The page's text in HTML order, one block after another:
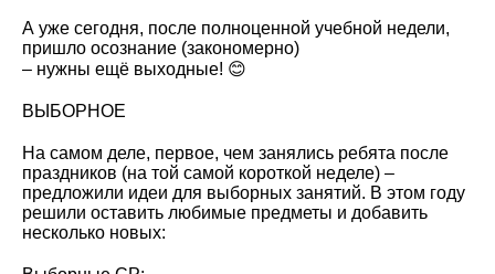
А уже сегодня, после полноценной учебной недели,
пришло осознание (закономерно)
– нужны ещё выходные! 😊
ВЫБОРНОЕ
На самом деле, первое, чем занялись ребята после
праздников (на той самой короткой неделе) –
предложили идеи для выборных занятий. В этом году
решили оставить любимые предметы и добавить
несколько новых: